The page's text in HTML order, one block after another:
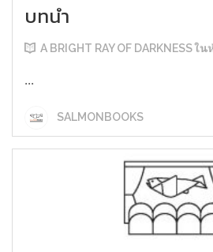
บทนำ
A BRIGHT RAY OF DARKNESS
...
SALMONBOOKS